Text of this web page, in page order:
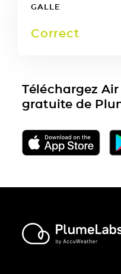
GALLE
Correct
Téléchargez
gratuite de